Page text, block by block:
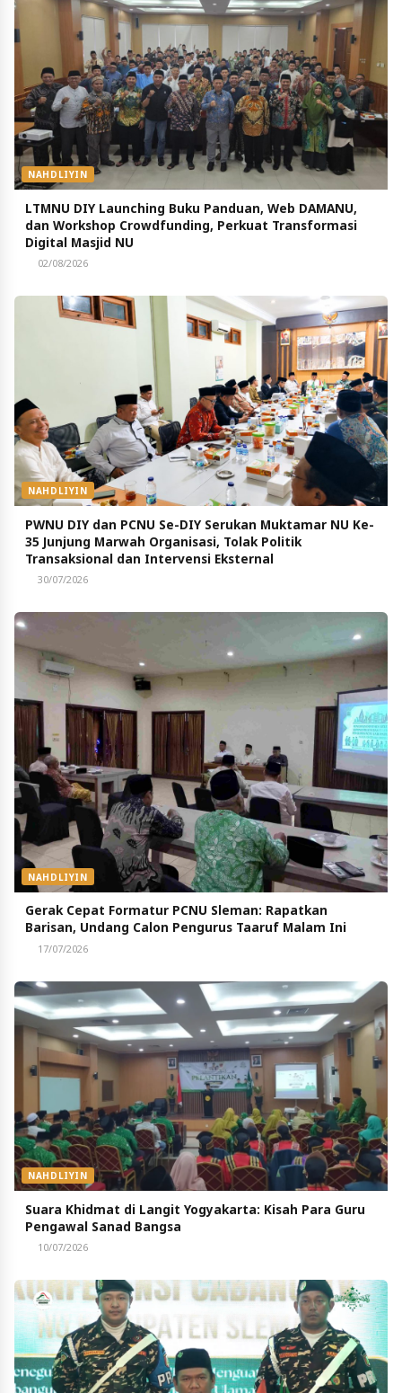
NAHDLIYIN
LTMNU DIY Launching Buku Panduan, Web DAMANU,
dan Workshop Crowdfunding, Perkuat Transformasi
Digital Masjid NU
02/08/2026
NAHDLIYIN
PWNU DIY dan PCNU Se-DIY Serukan Muktamar NU Ke-
35 Junjung Marwah Organisasi, Tolak Politik
Transaksional dan Intervensi Eksternal
30/07/2026
NAHDLIYIN
Gerak Cepat Formatur PCNU Sleman: Rapatkan
Barisan, Undang Calon Pengurus Taaruf Malam Ini
17/07/2026
NAHDLIYIN
Suara Khidmat di Langit Yogyakarta: Kisah Para Guru
Pengawal Sanad Bangsa
10/07/2026